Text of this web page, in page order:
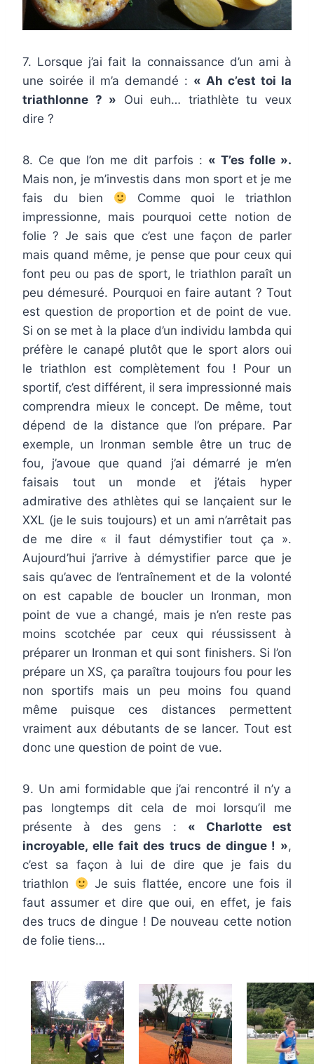
7. Lorsque j’ai fait la connaissance d’un ami à
une soirée il m’a demandé : « Ah c’est toi la
triathlonne ? » Oui euh… triathlète tu veux
dire ?
8. Ce que l’on me dit parfois : « T’es folle ».
Mais non, je m’investis dans mon sport et je me
fais du bien
Comme quoi le triathlon
impressionne, mais pourquoi cette notion de
folie ? Je sais que c’est une façon de parler
mais quand même, je pense que pour ceux qui
font peu ou pas de sport, le triathlon paraît un
peu démesuré. Pourquoi en faire autant ? Tout
est question de proportion et de point de vue.
Si on se met à la place d’un individu lambda qui
préfère le canapé plutôt que le sport alors oui
le triathlon est complètement fou ! Pour un
sportif, c’est différent, il sera impressionné mais
comprendra mieux le concept. De même, tout
dépend de la distance que l’on prépare. Par
exemple, un Ironman semble être un truc de
fou, j’avoue que quand j’ai démarré je m’en
faisais tout un monde et j’étais hyper
admirative des athlètes qui se lançaient sur le
XXL (je le suis toujours) et un ami n’arrêtait pas
de me dire « il faut démystifier tout ça ».
Aujourd’hui j’arrive à démystifier parce que je
sais qu’avec de l’entraînement et de la volonté
on est capable de boucler un Ironman, mon
point de vue a changé, mais je n’en reste pas
moins scotchée par ceux qui réussissent à
préparer un Ironman et qui sont finishers. Si l’on
prépare un XS, ça paraîtra toujours fou pour les
non sportifs mais un peu moins fou quand
même puisque ces distances permettent
vraiment aux débutants de se lancer. Tout est
donc une question de point de vue.
9. Un ami formidable que j’ai rencontré il n’y a
pas longtemps dit cela de moi lorsqu’il me
présente à des gens : « Charlotte est
incroyable, elle fait des trucs de dingue ! »,
c’est sa façon à lui de dire que je fais du
triathlon
Je suis flattée, encore une fois il
faut assumer et dire que oui, en effet, je fais
des trucs de dingue ! De nouveau cette notion
de folie tiens…